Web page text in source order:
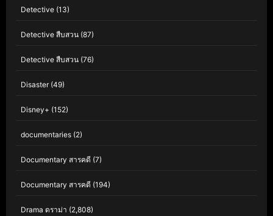
Detective (13)
Detective สืบสวน (87)
Detective สืบสวน (76)
Disaster(49)
Disney+ (152)
documentaries (2)
Documentary สารคดี (7)
Documentary สารคดี (194)
Drama ดราม่า (2,808)